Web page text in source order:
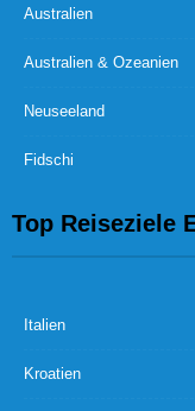
Australien
Australien & Ozeanien
Neuseeland
Fidschi
Top Reiseziele
Italien
Kroatien